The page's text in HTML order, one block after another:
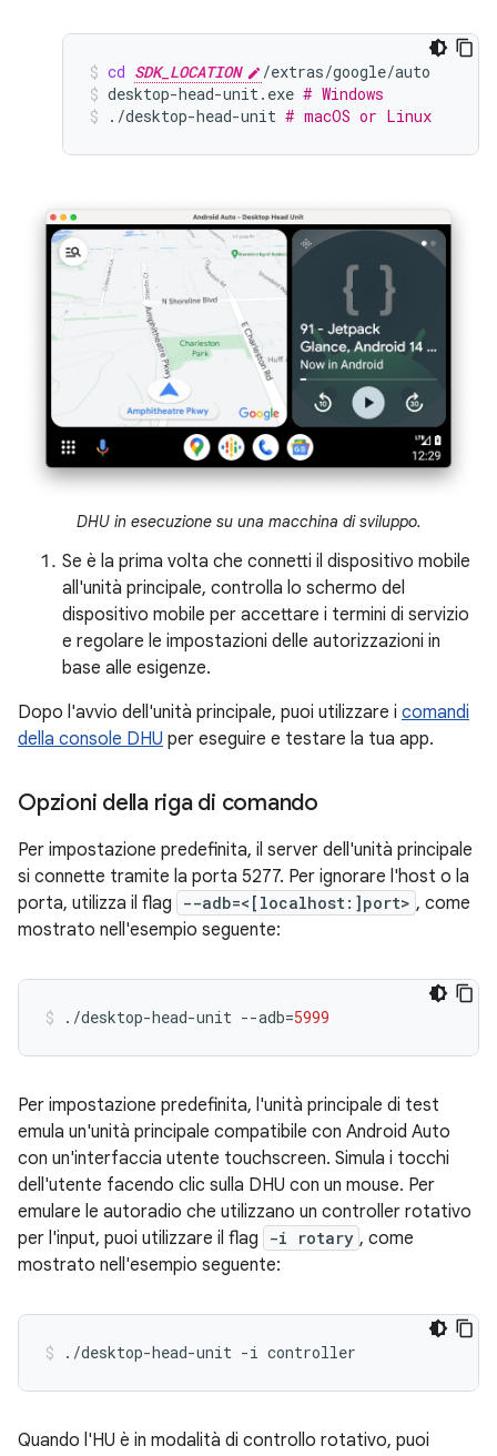
cd SDK_LOCATION
/extras/google/auto
desktop-head-unit.exe # Windows
./desktop-head-unit # macOS or Linux
DHU in esecuzione su una macchina di sviluppo.
Se è la prima volta che connetti il dispositivo mobile
all'unità principale, controlla lo schermo del
dispositivo mobile per accettare i termini di servizio
e regolare le impostazioni delle autorizzazioni in
base alle esigenze.
Dopo l'avvio dell'unità principale, puoi utilizzare i comandi
della console DHU per eseguire e testare la tua app.
Opzioni della riga di comando
Per impostazione predefinita, il server dell'unità principale
si connette tramite la porta 5277. Per ignorare l'host o la
porta, utilizza il flag
--adb=<[localhost:]port> , come
mostrato nell'esempio seguente:
./desktop-head-unit --adb=5999
Per impostazione predefinita, l'unità principale di test
emula un'unità principale compatibile con Android Auto
con un'interfaccia utente touchscreen. Simula i tocchi
dell'utente facendo clic sulla DHU con un mouse. Per
emulare le autoradio che utilizzano un controller rotativo
per l'input, puoi utilizzare il flag
-i rotary , come
mostrato nell'esempio seguente:
./desktop-head-unit -i controller
Quando l'HU è in modalità di controllo rotativo, puoi